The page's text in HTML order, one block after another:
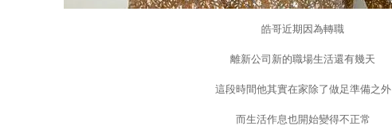
皓哥近期因為轉職
離新公司新的職場生活還有幾天
這段時間他其實在家除了做足準備之外
而生活作息也開始變得不正常